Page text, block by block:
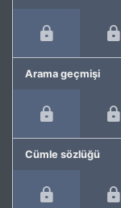
Arama geçmişi
Cümle sözlüğü